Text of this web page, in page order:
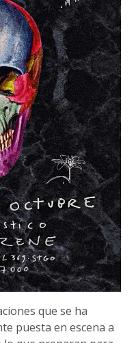
que se ha
puesta en escena a